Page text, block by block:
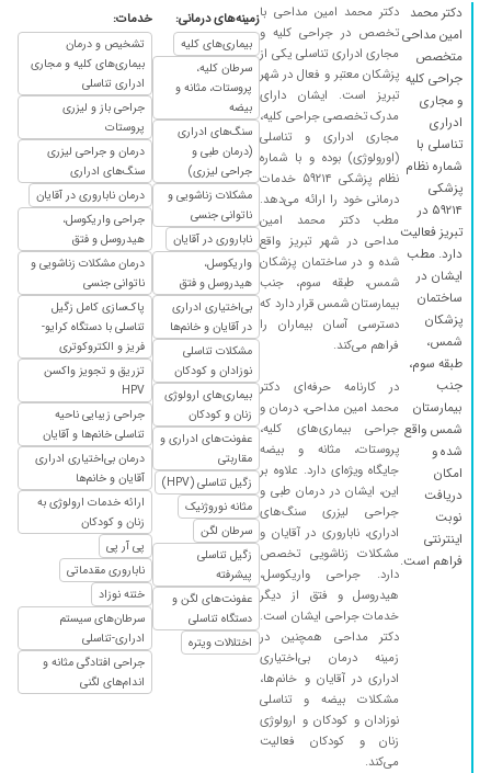
بسیار عالی ۱۴۰۵/۰۵/۱۱
فعلا دارو تجویذ کرده ۱۴۰۴/۰۵/۲۸
بار اولم بود خدمتشان رسیدم ،ایشان مودب،با
حوصله دقیق هستند انشاالله بعد از استفاده از
نظریات و راهنمایی هایشان بتوانم نظر قطعی بدم.
۱۴۰۵/۰۳/۳۱
واقعا انسانی شریف و با خوش رفتار که اشراف کامل
به کارشون دارن .زنده باشین
۱۴۰۵/۰۴/۰۱
تشخیص خوبی دارند ۱۴۰۳/۰۶/۱۰
علی بود ۱۴۰۵/۰۲/۳۱
عالی دکتر فوق العاده ای هستن ۱۴۰۴/۰۱/۱۱
واقعا عالی ۱۴۰۴/۰۴/۲۷
دکتر محمد
امین مداحی
متخصص
جراحی کلیه
و مجاری
ادراری
تناسلی با
شماره نظام
پزشکی
۵۹۲۱۴ در
تبریز فعالیت
دارد. مطب
ایشان در
ساختمان
پزشکان
شمس،
طبقه سوم،
جنب
بیمارستان
شمس واقع
شده و
امکان
دریافت
نوبت
اینترنتی
فراهم است.
دکتر محمد امین مداحی با
تخصص در جراحی کلیه و
مجاری ادراری تناسلی یکی از
پزشکان معتبر و فعال در شهر
تبریز است. ایشان دارای
مدرک تخصصی جراحی کلیه،
مجاری ادراری و تناسلی
(اورولوژی) بوده و با شماره
نظام پزشکی ۵۹۲۱۴ خدمات
درمانی خود را ارائه می‌دهد.
مطب دکتر محمد امین
مداحی در شهر تبریز واقع
شده و در ساختمان پزشکان
شمس، طبقه سوم، جنب
بیمارستان شمس قرار دارد که
دسترسی آسان بیماران را
فراهم می‌کند.
در کارنامه حرفه‌ای دکتر
محمد امین مداحی، درمان و
جراحی بیماری‌های کلیه،
پروستات، مثانه و بیضه
جایگاه ویژه‌ای دارد. علاوه بر
این، ایشان در درمان طبی و
جراحی لیزری سنگ‌های
ادراری، ناباروری در آقایان و
مشکلات زناشویی تخصص
دارد. جراحی واریکوسل،
هیدروسل و فتق از دیگر
خدمات جراحی ایشان است.
دکتر مداحی همچنین در
زمینه درمان بی‌اختیاری
ادراری در آقایان و خانم‌ها،
مشکلات بیضه و تناسلی
نوزادان و کودکان و ارولوژی
زنان و کودکان فعالیت
می‌کند.
زمینه‌های درمانی:
بیماری‌های کلیه
سرطان کلیه،
پروستات، مثانه و
بیضه
سنگ‌های ادراری
(درمان طبی و
جراحی لیزری)
مشکلات زناشویی و
ناتوانی جنسی
ناباروری در آقایان
واریکوسل،
هیدروسل و فتق
بی‌اختیاری ادراری
در آقایان و خانم‌ها
مشکلات تناسلی
نوزادان و کودکان
بیماری‌های ارولوژی
زنان و کودکان
عفونت‌های ادراری و
مقاربتی
زگیل تناسلی (HPV)
مثانه نوروژنیک
سرطان لگن
زگیل تناسلی
پیشرفته
عفونت‌های لگن و
دستگاه تناسلی
اختلالات ویتره
خدمات:
تشخیص و درمان
بیماری‌های کلیه و مجاری
ادراری تناسلی
جراحی باز و لیزری
پروستات
درمان و جراحی لیزری
سنگ‌های ادراری
درمان ناباروری در آقایان
جراحی واریکوسل،
هیدروسل و فتق
درمان مشکلات زناشویی و
ناتوانی جنسی
پاک‌سازی کامل زگیل
تناسلی با دستگاه کرایو-
فریز و الکتروکوتری
تزریق و تجویز واکسن
HPV
جراحی زیبایی ناحیه
تناسلی خانم‌ها و آقایان
درمان بی‌اختیاری ادراری
آقایان و خانم‌ها
ارائه خدمات ارولوژی به
زنان و کودکان
پی آر پی
ناباروری مقدماتی
ختنه نوزاد
سرطان‌های سیستم
ادراری-تناسلی
جراحی افتادگی مثانه و
اندام‌های لگنی